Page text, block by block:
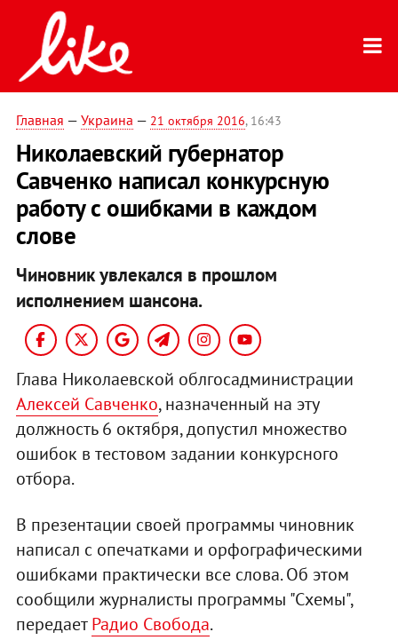
Главная — Украина — 21 октября 2016, 16:43
Николаевский губернатор
Савченко написал конкурсную
работу с ошибками в каждом
слове
Чиновник увлекался в прошлом
исполнением шансона.
Глава Николаевской облгосадминистрации
Алексей Савченко, назначенный на эту
должность 6 октября, допустил множество
ошибок в тестовом задании конкурсного
отбора.
В презентации своей программы чиновник
написал с опечатками и орфографическими
ошибками практически все слова. Об этом
сообщили журналисты программы "Схемы",
передаетРадио Свобода.